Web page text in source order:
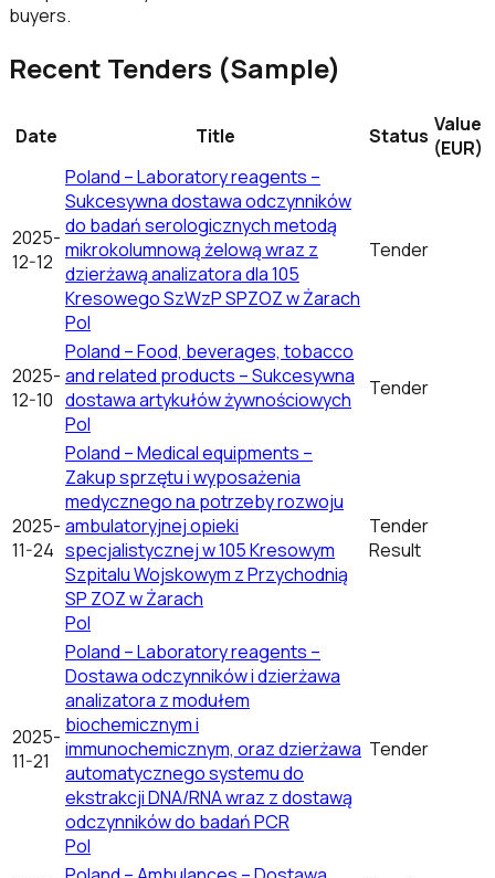
buyers.
Recent Tenders (Sample)
Date Title Status Value
(EUR)
2025-
12-12
Poland – Laboratory reagents –
Sukcesywna dostawa odczynników
do badań serologicznych metodą
mikrokolumnową żelową wraz z
dzierżawą analizatora dla 105
Kresowego SzWzP SPZOZ w Żarach
Pol
Tender
2025-
12-10
Poland – Food, beverages, tobacco
and related products – Sukcesywna
dostawa artykułów żywnościowych
Pol
Tender
2025-
11-24
Poland – Medical equipments –
Zakup sprzętu i wyposażenia
medycznego na potrzeby rozwoju
ambulatoryjnej opieki
specjalistycznej w 105 Kresowym
Szpitalu Wojskowym z Przychodnią
SP ZOZ w Żarach
Pol
Tender
Result
2025-
11-21
Poland – Laboratory reagents –
Dostawa odczynników i dzierżawa
analizatora z modułem
biochemicznym i
immunochemicznym, oraz dzierżawa
automatycznego systemu do
ekstrakcji DNA/RNA wraz z dostawą
odczynników do badań PCR
Pol
Tender